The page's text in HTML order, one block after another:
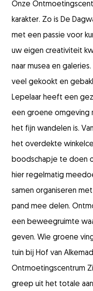
Onze
karakter. Zo is De
met een passie voor
uw eigen creativiteit
naar musea en
veel gekookt en
Lepelaar heeft een
een groene omgeving
het fijn wandelen is.
het overdekte
boodschapje te doen
hier regelmatig
samen organiseren
pand mee delen.
een beweegruimte
geven. Wie groene
tuin bij Hof van
Ontmoetingscentrum
greep uit het totale